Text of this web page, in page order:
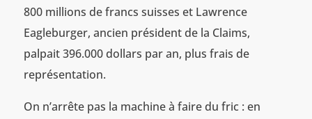
800 millions de francs suisses et Lawrence
Eagleburger, ancien président de la Claims,
palpait 396.000 dollars par an, plus frais de
représentation.
On n’arrête pas la machine à faire du fric : en